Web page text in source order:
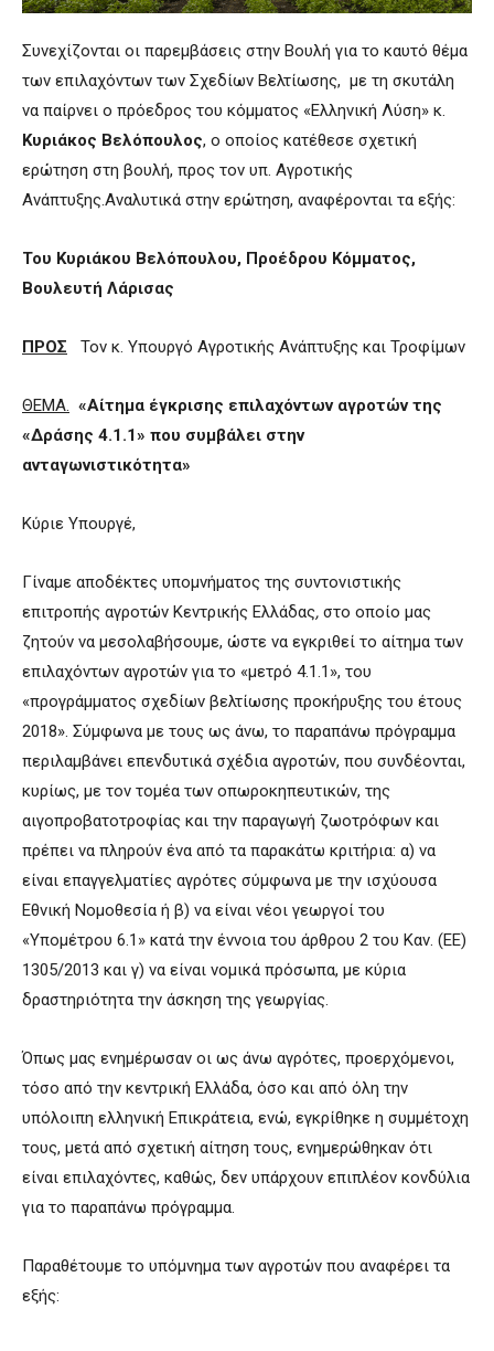
Συνεχίζονται οι παρεμβάσεις στην Βουλή για το καυτό θέμα
των επιλαχόντων των Σχεδίων Βελτίωσης, με τη σκυτάλη
να παίρνει ο πρόεδρος του κόμματος «Ελληνική Λύση» κ.
Κυριάκος Βελόπουλος, ο οποίος κατέθεσε σχετική
ερώτηση στη βουλή, προς τον υπ. Αγροτικής
Ανάπτυξης.Αναλυτικά στην ερώτηση, αναφέρονται τα εξής:
Του Κυριάκου Βελόπουλου, Προέδρου Κόμματος,
Βουλευτή Λάρισας
ΠΡΟΣ Τον κ. Υπουργό Αγροτικής Ανάπτυξης και Τροφίμων
ΘΕΜΑ. «Αίτημα έγκρισης επιλαχόντων αγροτών της
«Δράσης 4.1.1» που συμβάλει στην
ανταγωνιστικότητα»
Κύριε Υπουργέ,
Γίναμε αποδέκτες υπομνήματος της συντονιστικής
επιτροπής αγροτών Κεντρικής Ελλάδας, στο οποίο μας
ζητούν να μεσολαβήσουμε, ώστε να εγκριθεί το αίτημα των
επιλαχόντων αγροτών για το «μετρό 4.1.1», του
«προγράμματος σχεδίων βελτίωσης προκήρυξης του έτους
2018». Σύμφωνα με τους ως άνω, το παραπάνω πρόγραμμα
περιλαμβάνει επενδυτικά σχέδια αγροτών, που συνδέονται,
κυρίως, με τον τομέα των οπωροκηπευτικών, της
αιγοπροβατοτροφίας και την παραγωγή ζωοτρόφων και
πρέπει να πληρούν ένα από τα παρακάτω κριτήρια: α) να
είναι επαγγελματίες αγρότες σύμφωνα με την ισχύουσα
Εθνική Νομοθεσία ή β) να είναι νέοι γεωργοί του
«Υπομέτρου 6.1» κατά την έννοια του άρθρου 2 του Καν. (ΕΕ)
1305/2013 και γ) να είναι νομικά πρόσωπα, με κύρια
δραστηριότητα την άσκηση της γεωργίας.
Όπως μας ενημέρωσαν οι ως άνω αγρότες, προερχόμενοι,
τόσο από την κεντρική Ελλάδα, όσο και από όλη την
υπόλοιπη ελληνική Επικράτεια, ενώ, εγκρίθηκε η συμμέτοχη
τους, μετά από σχετική αίτηση τους, ενημερώθηκαν ότι
είναι επιλαχόντες, καθώς, δεν υπάρχουν επιπλέον κονδύλια
για το παραπάνω πρόγραμμα.
Παραθέτουμε το υπόμνημα των αγροτών που αναφέρει τα
εξής: